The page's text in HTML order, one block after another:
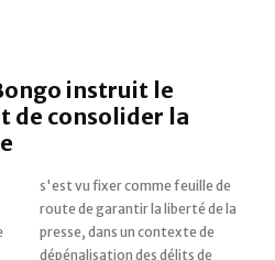
instruit le
de consolider la